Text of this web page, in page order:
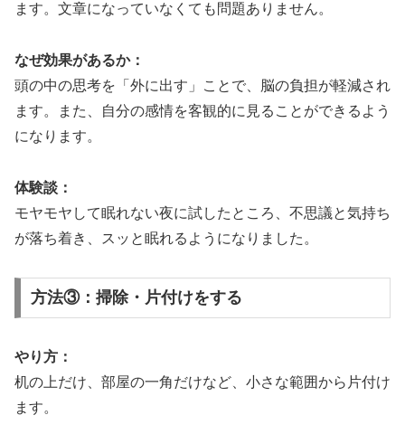
ます。文章になっていなくても問題ありません。
なぜ効果があるか：
頭の中の思考を「外に出す」ことで、脳の負担が軽減され
ます。また、自分の感情を客観的に見ることができるよう
になります。
体験談：
モヤモヤして眠れない夜に試したところ、不思議と気持ち
が落ち着き、スッと眠れるようになりました。
方法③：掃除・片付けをする
やり方：
机の上だけ、部屋の一角だけなど、小さな範囲から片付け
ます。